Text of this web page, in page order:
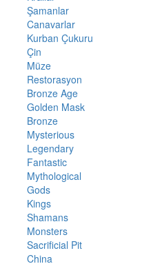
Şamanlar
Canavarlar
Kurban Çukuru
Çin
Müze
Restorasyon
Bronze Age
Golden Mask
Bronze
Mysterious
Legendary
Fantastic
Mythological
Gods
Kings
Shamans
Monsters
Sacrificial Pit
China